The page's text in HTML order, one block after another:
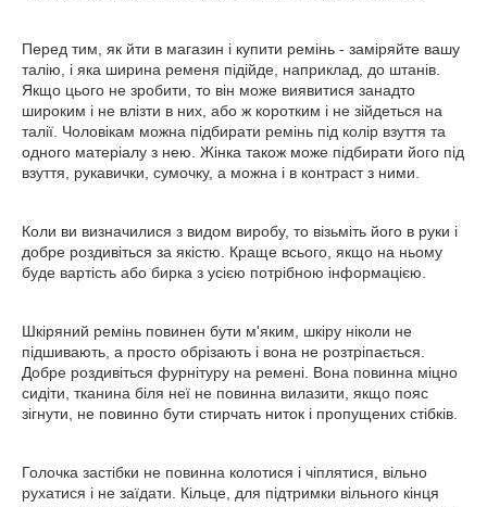
Перед тим, як йти в магазин і купити ремінь - заміряйте вашу
талію, і яка ширина ременя підійде, наприклад, до штанів.
Якщо цього не зробити, то він може виявитися занадто
широким і не влізти в них, або ж коротким і не зійдеться на
талії. Чоловікам можна підбирати ремінь під колір взуття та
одного матеріалу з нею. Жінка також може підбирати його під
взуття, рукавички, сумочку, а можна і в контраст з ними.
Коли ви визначилися з видом виробу, то візьміть його в руки і
добре роздивіться за якістю. Краще всього, якщо на ньому
буде вартість або бирка з усією потрібною інформацією.
Шкіряний ремінь повинен бути м'яким, шкіру ніколи не
підшивають, а просто обрізають і вона не розтріпається.
Добре роздивіться фурнітуру на ремені. Вона повинна міцно
сидіти, тканина біля неї не повинна вилазити, якщо пояс
зігнути, не повинно бути стирчать ниток і пропущених стібків.
Голочка застібки не повинна колотися і чіплятися, вільно
рухатися і не заїдати. Кільце, для підтримки вільного кінця